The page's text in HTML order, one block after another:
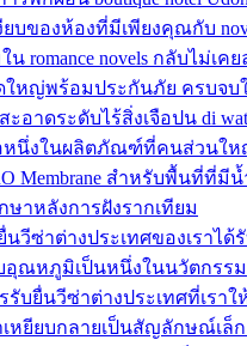
ยบของห้องที่มีเพียงคุณกับ
romance novels กลับไม่เค
ใหญ่พร้อมประกันภัย ครบจบ
ะอาดระดับไร้สิ่งเจือปน di
หนึ่งในผลิตภัณฑ์ที่คนส่วนให
Membrane สำหรับพื้นที่ที่มี
ษาหลังการฝังรากเทียม
นวีซ่าต่างประเทศของเราได้
อุณหภูมิเป็นหนึ่งในนวัตกรรม
รับยื่นวีซ่าต่างประเทศที่เรา
เหยียบกลายเป็นสัญลักษณ์เล็ก